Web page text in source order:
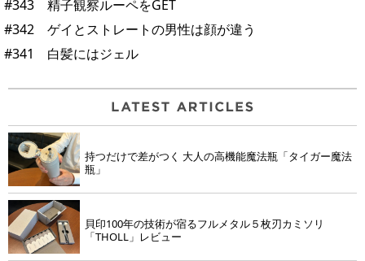
#343 精子観察ルーペをGET
#342 ゲイとストレートの男性は顔が違う
#341 白髪にはジェル
持つだけで差がつく 大人の高機能魔法瓶「タイガー魔法
瓶」
貝印100年の技術が宿るフルメタル５枚刃カミソリ
「THOLL」レビュー